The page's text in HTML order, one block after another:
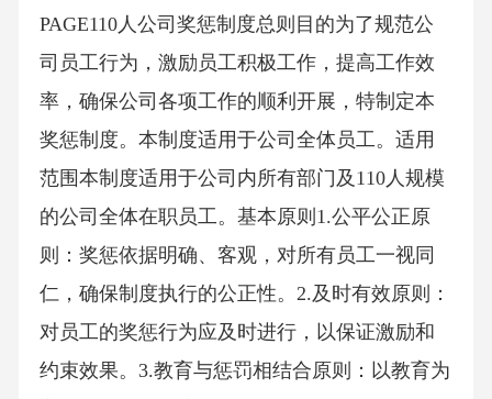
PAGE110人公司奖惩制度总则目的为了规范公
司员工行为，激励员工积极工作，提高工作效
率，确保公司各项工作的顺利开展，特制定本
奖惩制度。本制度适用于公司全体员工。适用
范围本制度适用于公司内所有部门及110人规模
的公司全体在职员工。基本原则1.公平公正原
则：奖惩依据明确、客观，对所有员工一视同
仁，确保制度执行的公正性。2.及时有效原则：
对员工的奖惩行为应及时进行，以保证激励和
约束效果。3.教育与惩罚相结合原则：以教育为